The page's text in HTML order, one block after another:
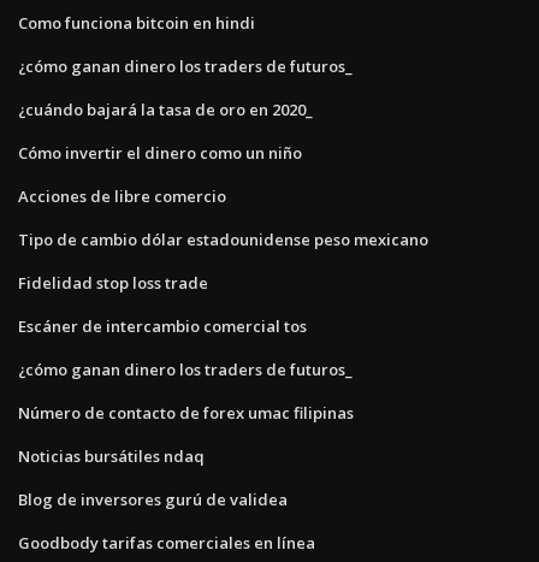
Como funciona bitcoin en hindi
¿cómo ganan dinero los traders de futuros_
¿cuándo bajará la tasa de oro en 2020_
Cómo invertir el dinero como un niño
Acciones de libre comercio
Tipo de cambio dólar estadounidense peso mexicano
Fidelidad stop loss trade
Escáner de intercambio comercial tos
¿cómo ganan dinero los traders de futuros_
Número de contacto de forex umac filipinas
Noticias bursátiles ndaq
Blog de inversores gurú de validea
Goodbody tarifas comerciales en línea